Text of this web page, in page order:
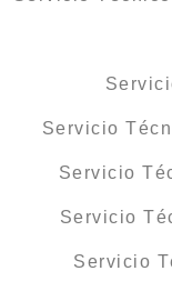
Servicio
Servicio
Servicio
Servicio